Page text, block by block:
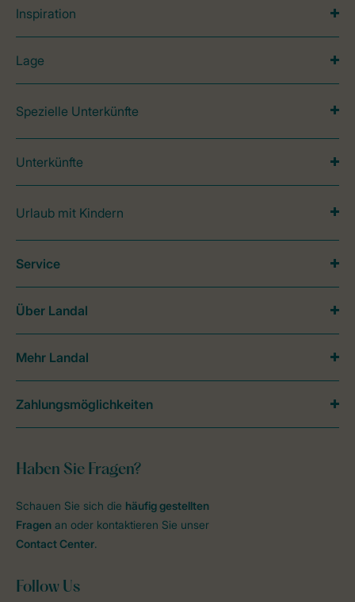
Inspiration
Lage
Spezielle Unterkünfte
Unterkünfte
Urlaub mit Kindern
Haben Sie Fragen?
Schauen Sie sich die häufig gestellten
Fragen an oder kontaktieren Sie unser
Contact Center.
Follow Us
Service
Über Landal
Mehr Landal
Zahlungsmöglichkeiten